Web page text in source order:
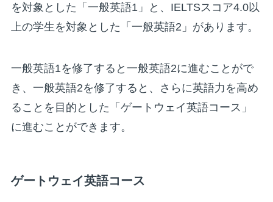
を対象とした「一般英語1」と、IELTSスコア4.0以
上の学生を対象とした「一般英語2」があります。
一般英語1を修了すると一般英語2に進むことがで
き、一般英語2を修了すると、さらに英語力を高め
ることを目的とした「ゲートウェイ英語コース」
に進むことができます。
ゲートウェイ英語コース